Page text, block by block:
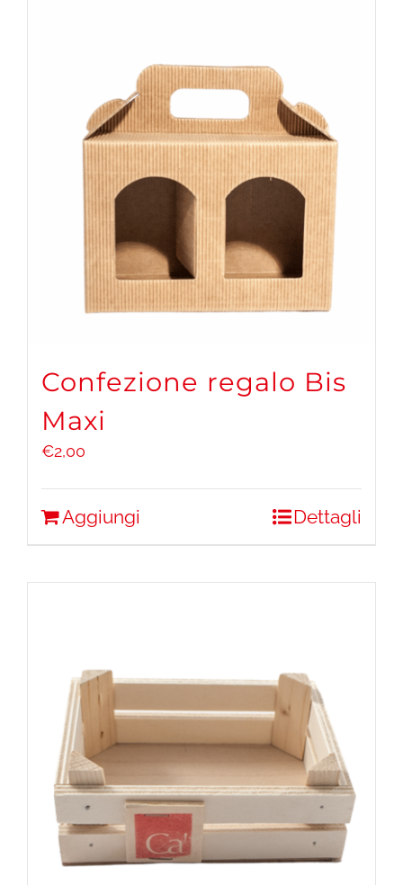
Confezione regalo Bis
Maxi
€2,00
Aggiungi Dettagli